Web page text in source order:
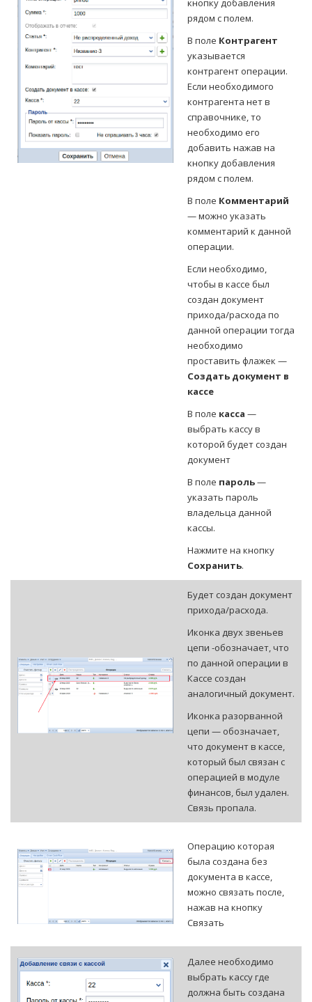
кнопку добавления
рядом с полем.
В поле Контрагент
указывается
контрагент операции.
Если необходимого
контрагента нет в
справочнике, то
необходимо его
добавить нажав на
кнопку добавления
рядом с полем.
В поле Комментарий
— можно указать
комментарий к данной
операции.
Если необходимо,
чтобы в кассе был
создан документ
прихода/расхода по
данной операции тогда
необходимо
проставить флажек —
Создать документ в
кассе
В поле касса —
выбрать кассу в
которой будет создан
документ
В поле пароль—
указать пароль
владельца данной
кассы.
Нажмите на кнопку
Сохранить.
Будет создан документ
прихода/расхода.
Иконка двух звеньев
цепи -обозначает, что
по данной операции в
Кассе создан
аналогичный документ.
Иконка разорванной
цепи — обозначает,
что документ в кассе,
который был связан с
операцией в модуле
финансов, был удален.
Связь пропала.
Операцию которая
была создана без
документа в кассе,
можно связать после,
нажав на кнопку
Связать
Далее необходимо
выбрать кассу где
должна быть создана